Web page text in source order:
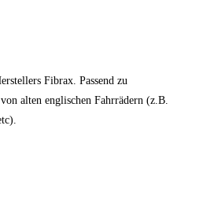
Fibrax. Passend zu
alten englischen Fahrrädern (z.B.